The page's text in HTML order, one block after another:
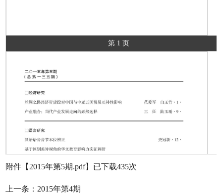
第 1 页
附件【 2015年第5期.pdf】已下载435次
上一条： 2015年第4期